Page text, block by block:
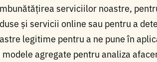
serviciilor noastre,
și servicii online sau pentru a
legitime pentru a ne pune în
agregate pentru analiza